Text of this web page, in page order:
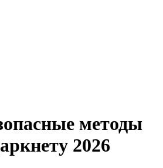
методы
2026